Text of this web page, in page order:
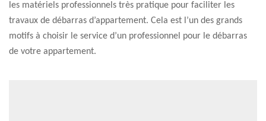
les matériels professionnels très pratique pour faciliter les
travaux de débarras d’appartement. Cela est l’un des grands
motifs à choisir le service d’un professionnel pour le débarras
de votre appartement.